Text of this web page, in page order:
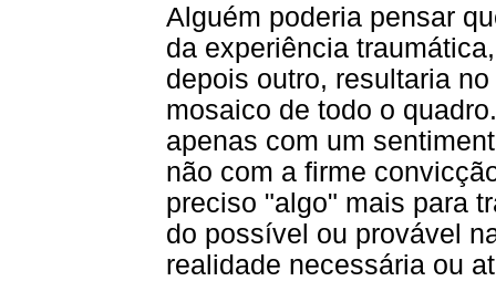
Alguém poderia pensar
da experiência
depois outro, resultaria
mosaico de todo o
apenas com um
não com a firme
preciso "algo" mais para
do possível ou provável
realidade necessária ou